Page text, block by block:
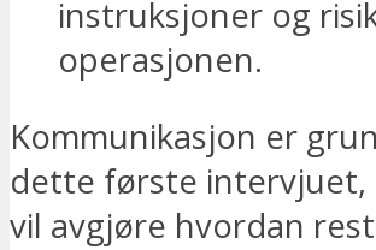
instruksjoner og
operasjonen.
Kommunikasjon er
dette første intervjuet,
vil avgjøre hvordan